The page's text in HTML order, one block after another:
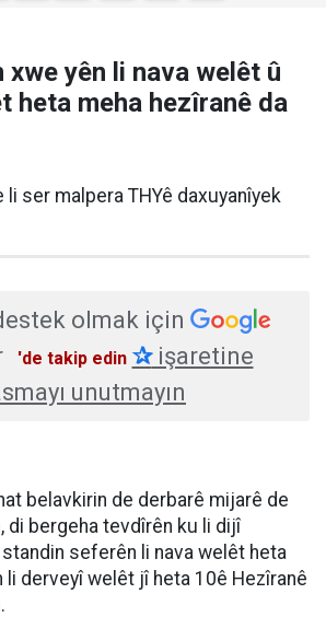
yên li nava welêt û
heta meha hezîranê da
li ser malpera THYê daxuyanîyek
olmak için
'de takip edin ✰işaretine
unutmayın
belavkirin de derbarê mijarê de
di bergeha tevdîrên ku li dijî
seferên li nava welêt heta
li derveyî welêt jî heta 10ê Hezîranê